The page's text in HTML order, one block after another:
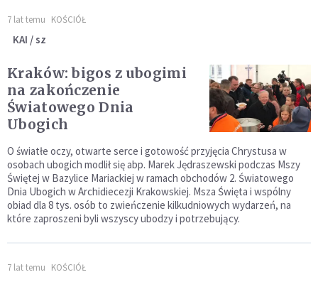
7 lat temu KOŚCIÓŁ
KAI / sz
Kraków: bigos z ubogimi
na zakończenie
Światowego Dnia
Ubogich
O światłe oczy, otwarte serce i gotowość przyjęcia Chrystusa w
osobach ubogich modlił się abp. Marek Jędraszewski podczas Mszy
Świętej w Bazylice Mariackiej w ramach obchodów 2. Światowego
Dnia Ubogich w Archidiecezji Krakowskiej. Msza Święta i wspólny
obiad dla 8 tys. osób to zwieńczenie kilkudniowych wydarzeń, na
które zaproszeni byli wszyscy ubodzy i potrzebujący.
7 lat temu KOŚCIÓŁ